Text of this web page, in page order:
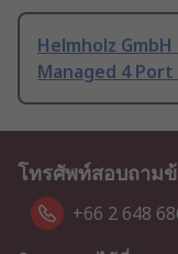
Helmholz GmbH
Managed 4
โทรศัพท์สอบถาม
+66 2 648